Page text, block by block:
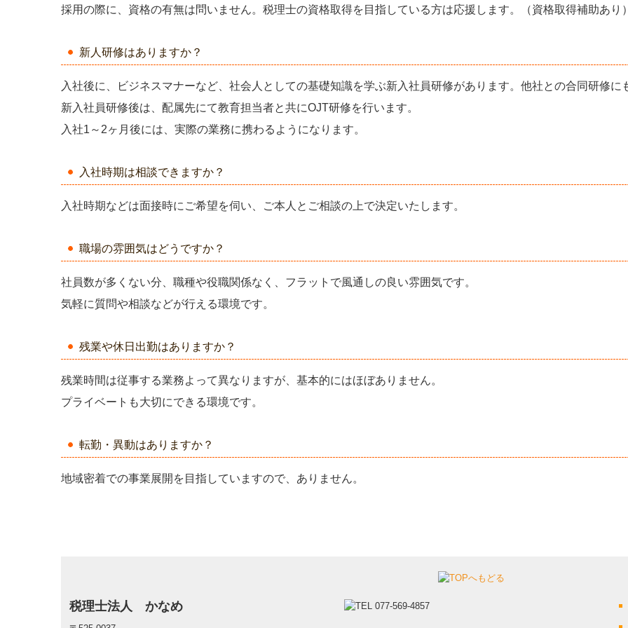
採用の際に、資格の有無は問いません。税理士の資格取得を目指している方は応援します。（資格取得補助あり）
新人研修はありますか？
入社後に、ビジネスマナーなど、社会人としての基礎知識を学ぶ新入社員研修があります。他社との合同研修に
新入社員研修後は、配属先にて教育担当者と共にOJT研修を行います。
入社1～2ヶ月後には、実際の業務に携わるようになります。
入社時期は相談できますか？
入社時期などは面接時にご希望を伺い、ご本人とご相談の上で決定いたします。
職場の雰囲気はどうですか？
社員数が多くない分、職種や役職関係なく、フラットで風通しの良い雰囲気です。
気軽に質問や相談などが行える環境です。
残業や休日出勤はありますか？
残業時間は従事する業務よって異なりますが、基本的にはほぼありません。
プライベートも大切にできる環境です。
転勤・異動はありますか？
地域密着での事業展開を目指していますので、ありません。
税理士法人 かなめ